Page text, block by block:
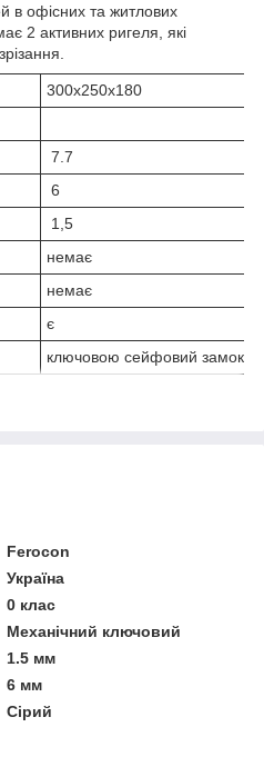
в офісних та житлових
2 активних ригеля, які
300х250х180
7.7
6
1,5
немає
немає
є
ключовою сейфовий замок
Ferocon
Україна
0 клас
Механічний ключовий
1.5 мм
6 мм
Сірий